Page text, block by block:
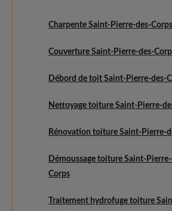
Charpente Saint-Pierre-des-Corps
Couverture Saint-Pierre-des-
Débord de toit Saint-Pierre-des-
Nettoyage toiture Saint-Pierre-
Rénovation toiture Saint-Pierre-
Démoussage toiture Saint-
Corps
Traitement hydrofuge toiture